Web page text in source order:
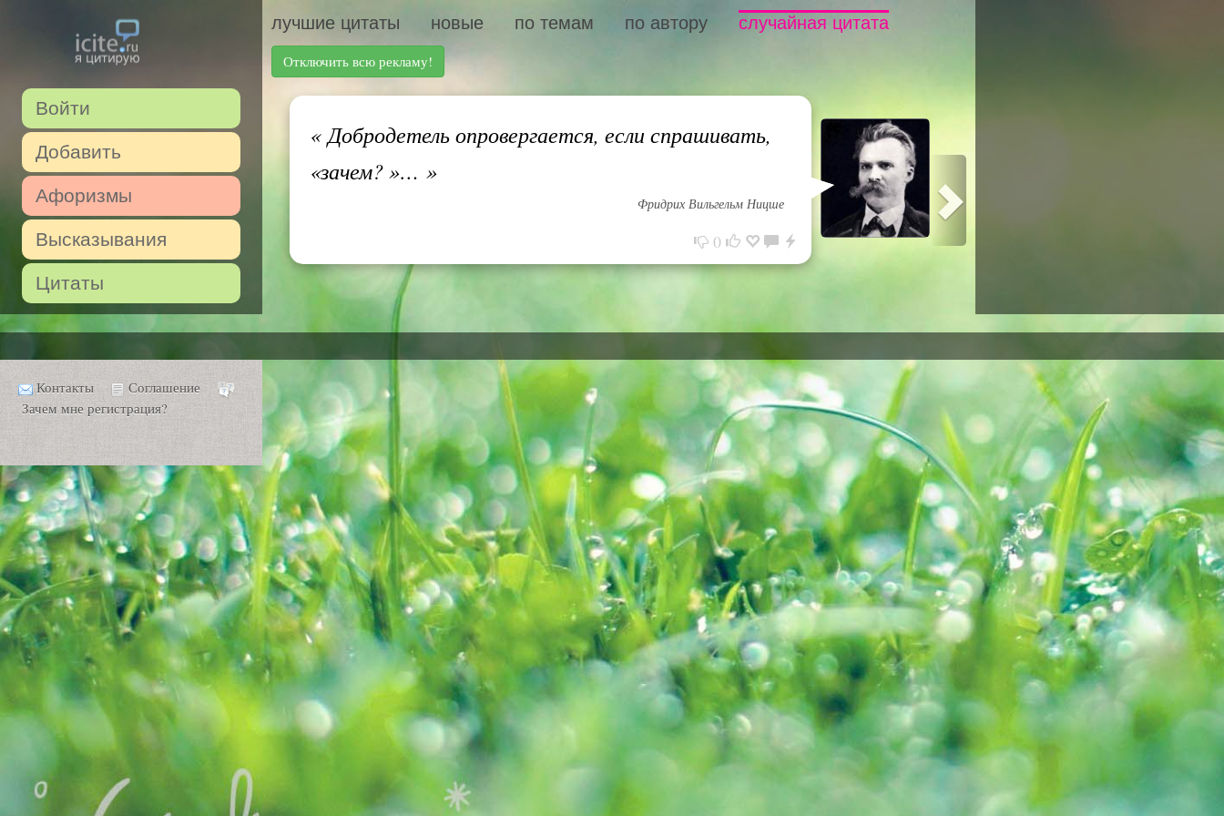
Войти
Добавить
Афоризмы
Высказывания
Цитаты
лучшие цитаты новые по темам по автору случайная цитата
Отключить всю рекламу!
«Добродетель опровергается, если спрашивать,
«зачем? »… »
Фридрих Вильгельм Ницше
0
Контакты
Соглашение
Зачем мне регистрация?